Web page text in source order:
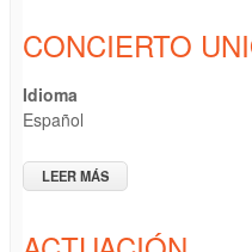
CONCIERTO
Idioma
Español
LEER MÁS